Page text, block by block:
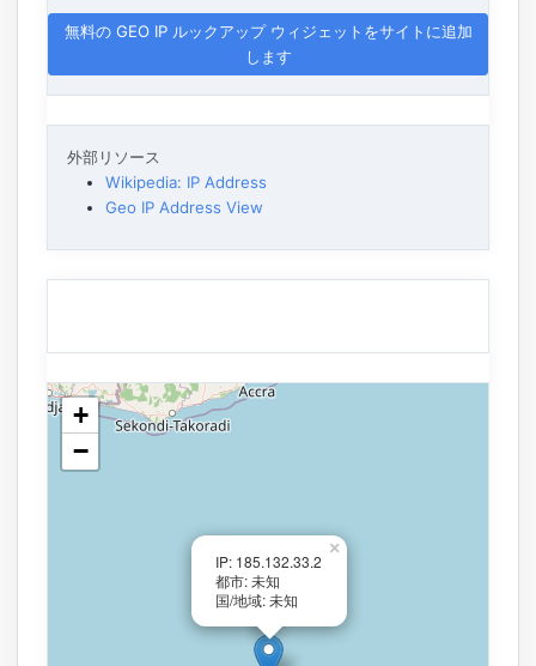
無料の GEO IP ルックアップ ウィジェットをサイトに追加
します
外部リソース
Wikipedia: IP Address
Geo IP Address View
IP: 185.132.33.2
都市: 未知
国/地域: 未知
×
+
−